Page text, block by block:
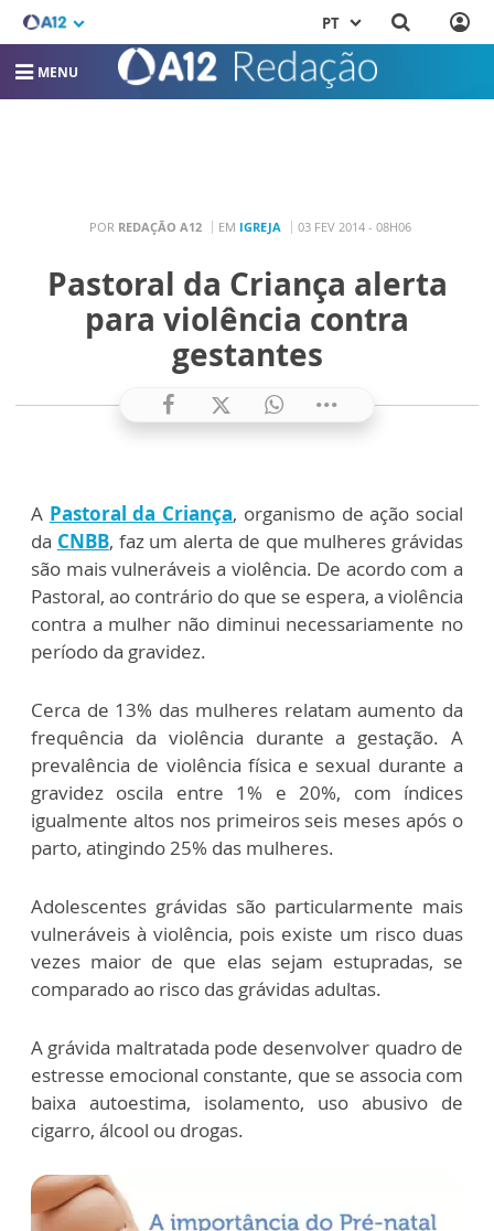
PT
MENU
POR REDAÇÃO A12 EM IGREJA 03 FEV 2014 - 08H06
Pastoral da Criança alerta
para violência contra
gestantes
A Pastoral da Criança, organismo de ação social
da CNBB, faz um alerta de que mulheres grávidas
são mais vulneráveis a violência. De acordo com a
Pastoral, ao contrário do que se espera, a violência
contra a mulher não diminui necessariamente no
período da gravidez.
Cerca de 13% das mulheres relatam aumento da
frequência da violência durante a gestação. A
prevalência de violência física e sexual durante a
gravidez oscila entre 1% e 20%, com índices
igualmente altos nos primeiros seis meses após o
parto, atingindo 25% das mulheres.
Adolescentes grávidas são particularmente mais
vulneráveis à violência, pois existe um risco duas
vezes maior de que elas sejam estupradas, se
comparado ao risco das grávidas adultas.
A grávida maltratada pode desenvolver quadro de
estresse emocional constante, que se associa com
baixa autoestima, isolamento, uso abusivo de
cigarro, álcool ou drogas.